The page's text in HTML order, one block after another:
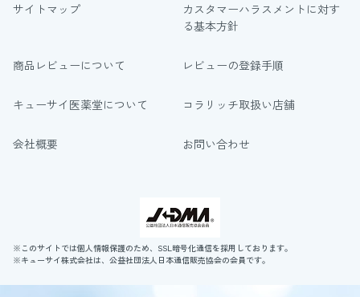
サイトマップ
カスタマーハラスメントに対す
る基本方針
商品レビューについて レビューの登録手順
キューサイ医薬堂について コラリッチ取扱い店舗
会社概要 お問い合わせ
※このサイトでは個人情報保護のため、SSL暗号化通信を採用しております。
※キューサイ株式会社は、公益社団法人日本通信販売協会の会員です。